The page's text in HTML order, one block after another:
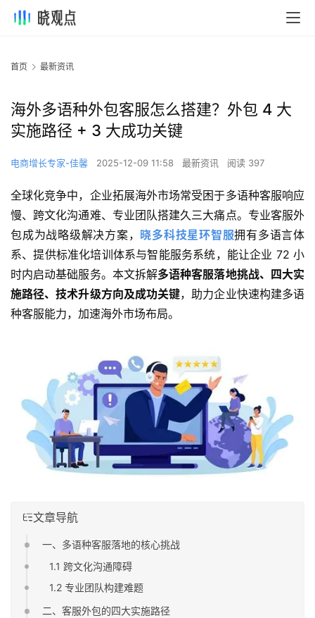
首页 最新资讯
海外多语种外包客服怎么搭建？外包 4 大
实施路径 + 3 大成功关键
电商增长专家-佳馨 2025-12-09 11:58 最新资讯 阅读 397
全球化竞争中，企业拓展海外市场常受困于多语种客服响应
慢、跨文化沟通难、专业团队搭建久三大痛点。专业客服外
包成为战略级解决方案， 晓多科技星环智服拥有多语言体
系、提供标准化培训体系与智能服务系统，能让企业 72 小
时内启动基础服务。本文拆解多语种客服落地挑战、四大实
施路径、技术升级方向及成功关键，助力企业快速构建多语
种客服能力，加速海外市场布局。
文章导航
一、多语种客服落地的核心挑战
1.1 跨文化沟通障碍
1.2 专业团队构建难题
二、客服外包的四大实施路径